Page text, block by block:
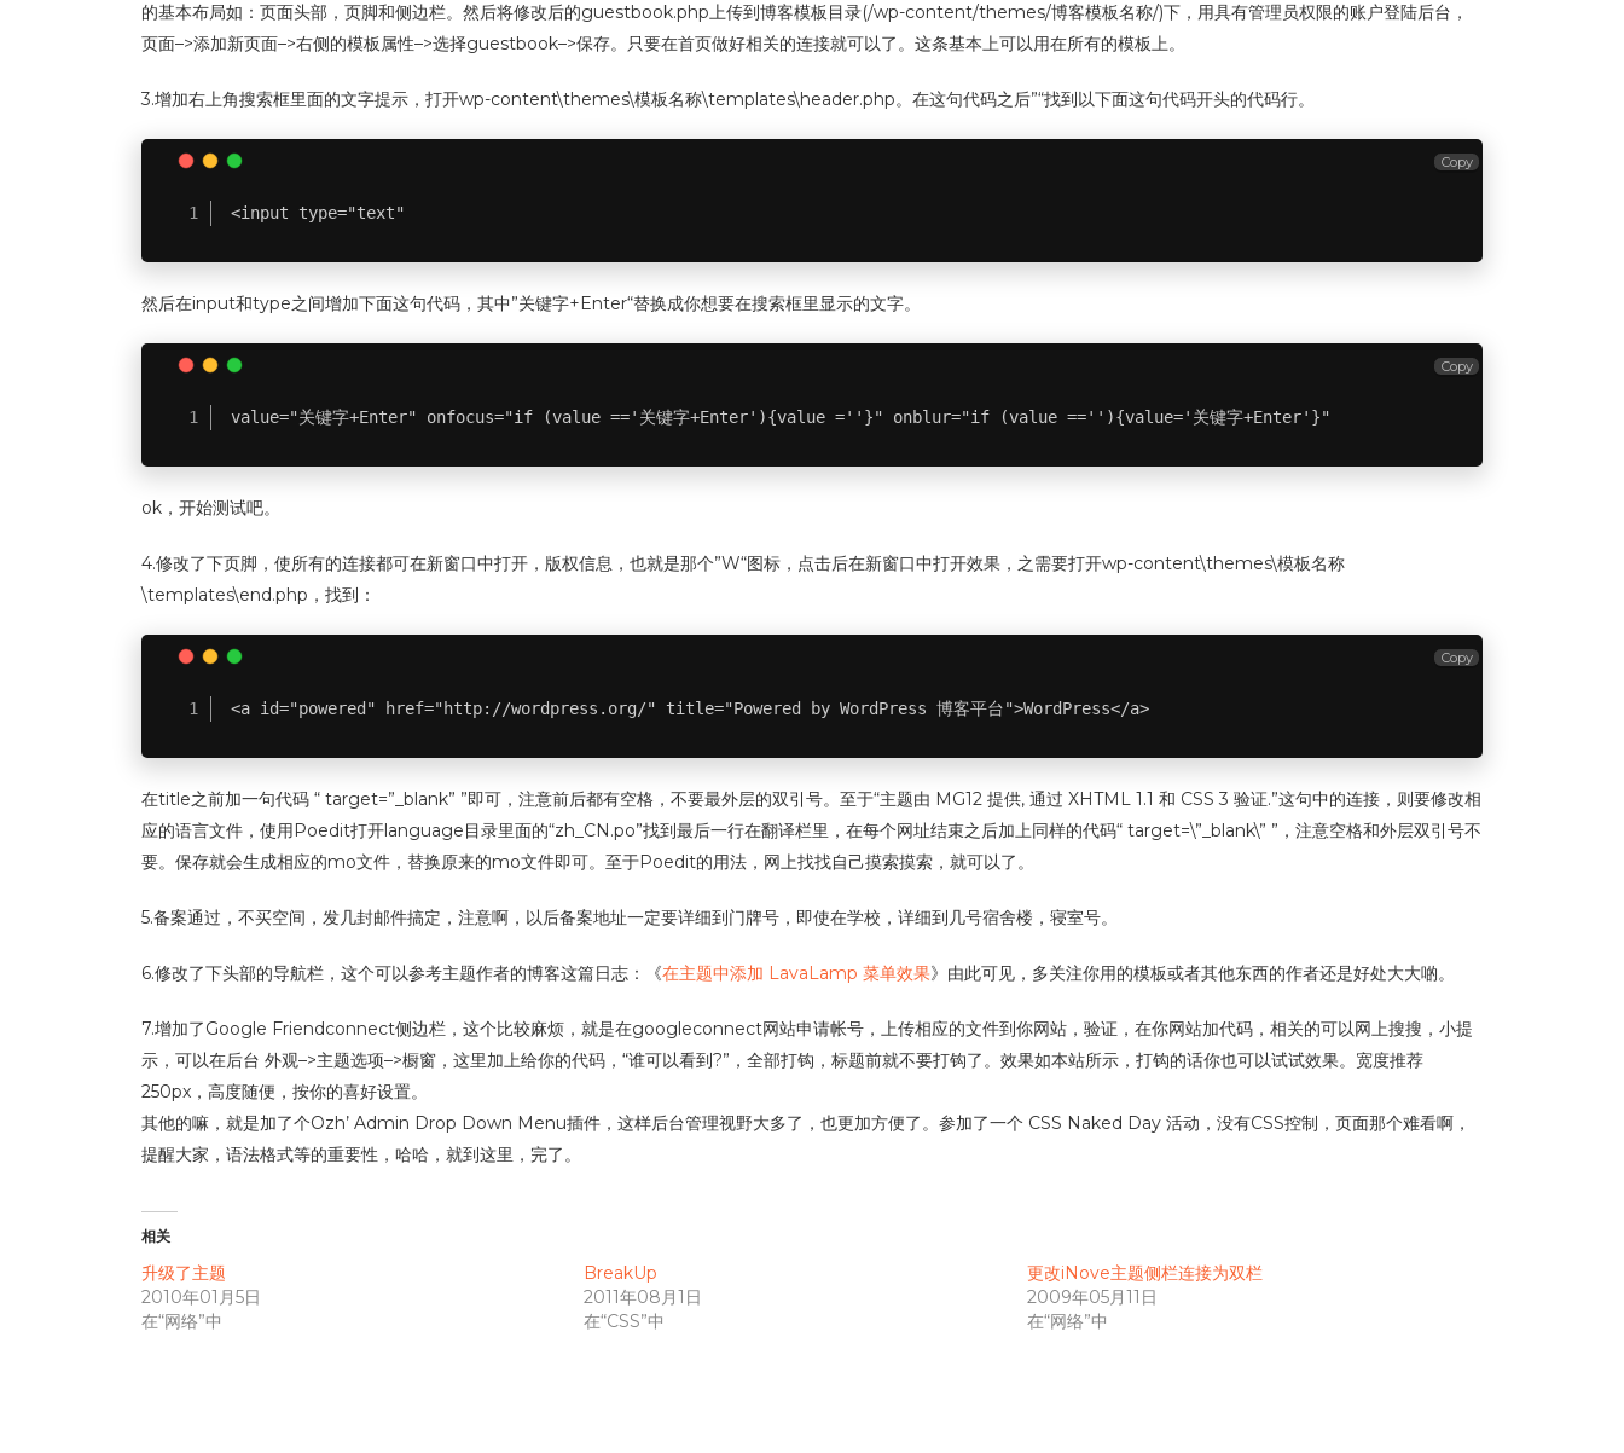
的基本布局如：页面头部，页脚和侧边栏。然后将修改后的guestbook.php上传到博客模板目录(/wp-content/themes/博客模板名称/)下，用具有管理员权限的账户登陆后台，
页面–>添加新页面–>右侧的模板属性–>选择guestbook–>保存。只要在首页做好相关的连接就可以了。这条基本上可以用在所有的模板上。
3.增加右上角搜索框里面的文字提示，打开wp-content\themes\模板名称\templates\header.php。在这句代码之后”“找到以下面这句代码开头的代码行。
<input type="text"
Copy
然后在input和type之间增加下面这句代码，其中”关键字+Enter“替换成你想要在搜索框里显示的文字。
value="关键字+Enter" onfocus="if (value =='关键字+Enter'){value =''}" onblur="if (value ==''){value='关键字+Enter'}"
Copy
ok，开始测试吧。
4.修改了下页脚，使所有的连接都可在新窗口中打开，版权信息，也就是那个”W“图标，点击后在新窗口中打开效果，之需要打开wp-content\themes\模板名称
\templates\end.php，找到：
<a id="powered" href="http://wordpress.org/" title="Powered by WordPress 博客平台">WordPress</a>
Copy
在title之前加一句代码 “ target=”_blank” ”即可，注意前后都有空格，不要最外层的双引号。至于“主题由 MG12 提供, 通过 XHTML 1.1 和 CSS 3 验证.”这句中的连接，则要修改相
应的语言文件，使用Poedit打开language目录里面的“zh_CN.po”找到最后一行在翻译栏里，在每个网址结束之后加上同样的代码“ target=\”_blank\” ”，注意空格和外层双引号不
要。保存就会生成相应的mo文件，替换原来的mo文件即可。至于Poedit的用法，网上找找自己摸索摸索，就可以了。
5.备案通过，不买空间，发几封邮件搞定，注意啊，以后备案地址一定要详细到门牌号，即使在学校，详细到几号宿舍楼，寝室号。
6.修改了下头部的导航栏，这个可以参考主题作者的博客这篇日志：《在主题中添加 LavaLamp 菜单效果》由此可见，多关注你用的模板或者其他东西的作者还是好处大大啲。
7.增加了Google Friendconnect侧边栏，这个比较麻烦，就是在googleconnect网站申请帐号，上传相应的文件到你网站，验证，在你网站加代码，相关的可以网上搜搜，小提
示，可以在后台 外观–>主题选项–>橱窗，这里加上给你的代码，“谁可以看到?”，全部打钩，标题前就不要打钩了。效果如本站所示，打钩的话你也可以试试效果。宽度推荐
250px，高度随便，按你的喜好设置。
其他的嘛，就是加了个Ozh’ Admin Drop Down Menu插件，这样后台管理视野大多了，也更加方便了。参加了一个 CSS Naked Day 活动，没有CSS控制，页面那个难看啊，
提醒大家，语法格式等的重要性，哈哈，就到这里，完了。
相关
升级了主题
2010年01月5日
在“网络”中
BreakUp
2011年08月1日
在“CSS”中
更改iNove主题侧栏连接为双栏
2009年05月11日
在“网络”中